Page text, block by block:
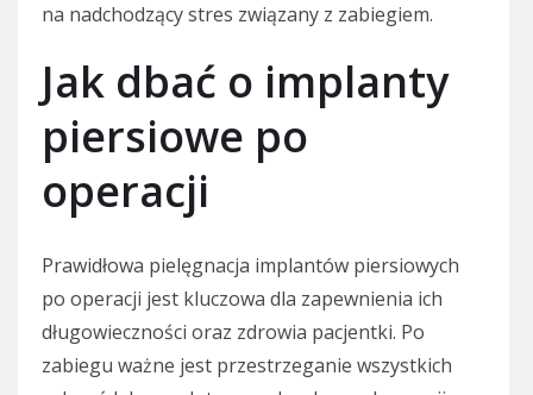
na nadchodzący stres związany z zabiegiem.
Jak dbać o implanty
piersiowe po
operacji
Prawidłowa pielęgnacja implantów piersiowych
po operacji jest kluczowa dla zapewnienia ich
długowieczności oraz zdrowia pacjentki. Po
zabiegu ważne jest przestrzeganie wszystkich